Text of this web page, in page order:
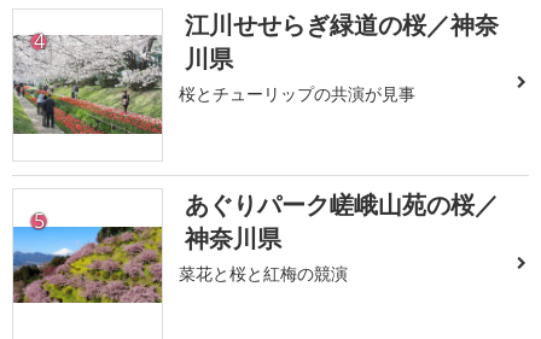
4
江川せせらぎ緑道の桜／神奈
川県
桜とチューリップの共演が見事
5
あぐりパーク嵯峨山苑の桜／
神奈川県
菜花と桜と紅梅の競演